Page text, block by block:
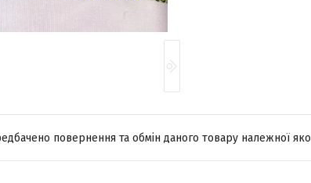
повернення та обмін даного товару належної